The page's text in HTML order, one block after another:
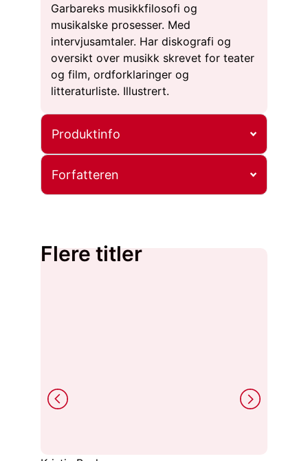
Garbareks musikkfilosofi og
musikalske prosesser. Med
intervjusamtaler. Har diskografi og
oversikt over musikk skrevet for teater
og film, ordforklaringer og
litteraturliste. Illustrert.
Produktinfo
Forfatteren
Flere titler